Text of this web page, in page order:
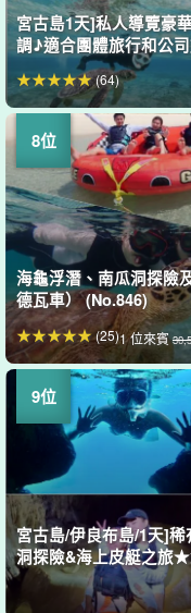
宮古島1天]私人導覽豪
調♪適合團體旅行和公
(64)
海龜浮潛、南瓜洞探險
德瓦車） (No.846)
1 位來賓
(25)
宮古島/伊良布島/1天]
洞探險&海上皮艇之旅